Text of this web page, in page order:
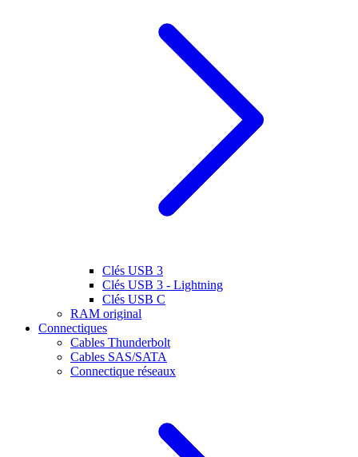
Clés USB 3
Clés USB 3 - Lightning
Clés USB C
RAM original
Connectiques
Cables Thunderbolt
Cables SAS/SATA
Connectique réseaux